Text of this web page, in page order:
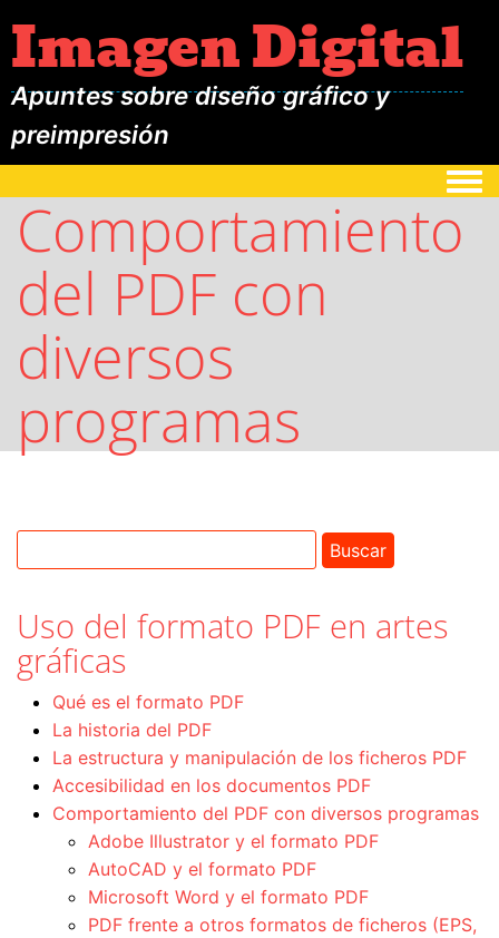
Imagen Digital
Apuntes sobre diseño gráfico y
preimpresión
Comportamiento
del PDF con
diversos
programas
Uso del formato PDF en artes
gráficas
Qué es el formato PDF
La historia del PDF
La estructura y manipulación de los ficheros PDF
Accesibilidad en los documentos PDF
Comportamiento del PDF con diversos programas
Adobe Illustrator y el formato PDF
AutoCAD y el formato PDF
Microsoft Word y el formato PDF
PDF frente a otros formatos de ficheros (EPS,